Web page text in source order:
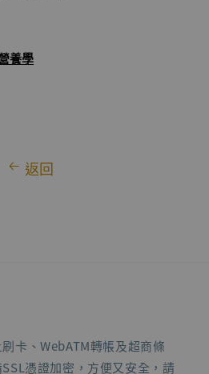
養學
返回
卡、WebATM轉帳及超商條
憑證加密，方便又安全，請